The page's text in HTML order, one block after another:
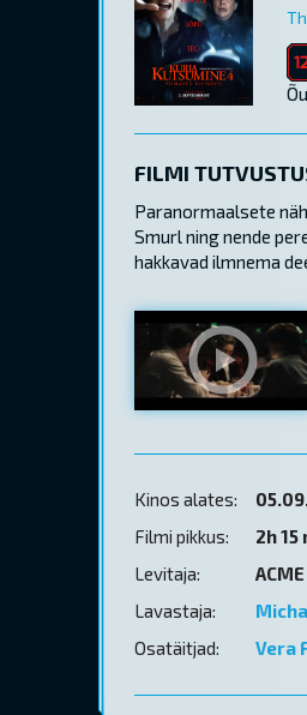
FILMI
Paranormaalsete
Smurl ning nende
hakkavad ilmnema
Kinos alates:
Filmi pikkus:
2h 15
Levitaja:
Lavastaja:
Osatäitjad:
Vera